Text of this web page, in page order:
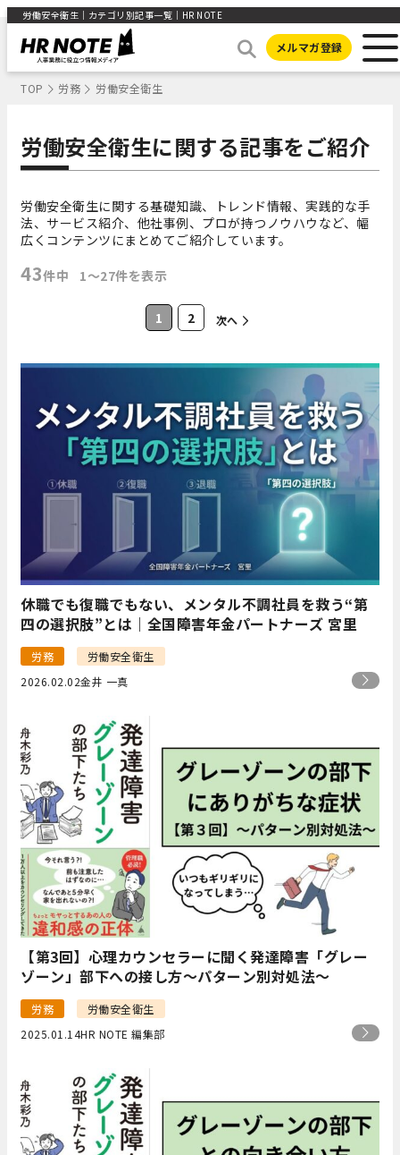
労働安全衛生｜カテゴリ別記事一覧｜HR NOTE
メルマガ登録
TOP 労務 労働安全衛生
労働安全衛生に関する記事をご紹介
労働安全衛生に関する基礎知識、トレンド情報、実践的な手
法、サービス紹介、他社事例、プロが持つノウハウなど、幅
広くコンテンツにまとめてご紹介しています。
43件中 1〜27件を表示
1 2 次へ
休職でも復職でもない、メンタル不調社員を救う“第
四の選択肢”とは｜全国障害年金パートナーズ 宮里
労務
労働安全衛生
2026.02.02金井 一真
【第3回】心理カウンセラーに聞く発達障害「グレー
ゾーン」部下への接し方～パターン別対処法～
労務
労働安全衛生
2025.01.14HR NOTE 編集部